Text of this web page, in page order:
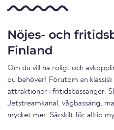
Nöjes- och
Finland
Om du vill ha roligt och
du behöver! Förutom en
attraktioner i fritidsbassänger.
Jetstreamkanal, vågbassäng,
mycket mer. Särskilt för alltid